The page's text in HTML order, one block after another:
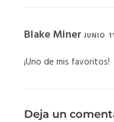
Blake Miner JUNIO
¡Uno de mis favoritos!
Deja un